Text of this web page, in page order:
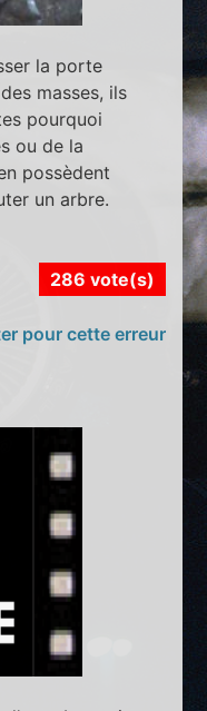
la porte
masses, ils
pourquoi
ou de la
possèdent
un arbre.
286 vote(s)
pour cette erreur